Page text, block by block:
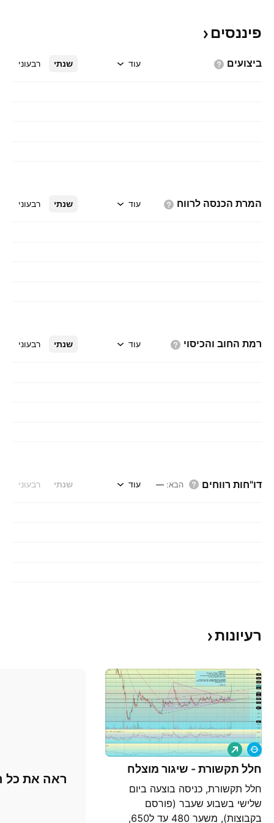
פיננסים
ביצועים שנתי רבעוני עוד
המרת הכנסה לרווח שנתי רבעוני עוד
רמת החוב והכיסוי שנתי רבעוני עוד
דו"חות רווחים הבא:
— שנתי רבעוני עוד
רעיונות
חלל תקשורת - שיגור מוצלח
חלל תקשורת, כניסה בוצעה ביום
שלישי בשבוע שעבר (פורסם
בקבוצות), משער 480 עד ל650,
ל
ו
נ
ראה את כל